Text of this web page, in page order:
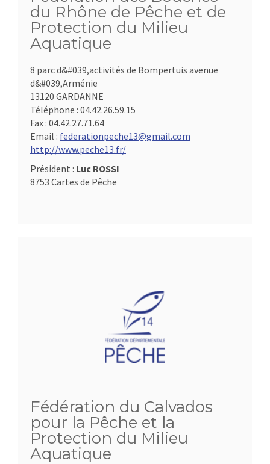
du Rhône de Pêche et de
Protection du Milieu
Aquatique
8 parc d&#039,activités de Bompertuis avenue
d&#039,Arménie
13120 GARDANNE
Téléphone : 04.42.26.59.15
Fax : 04.42.27.71.64
Email : federationpeche13@gmail.com
http://www.peche13.fr/
Président : Luc ROSSI
8753 Cartes de Pêche
Fédération du Calvados
pour la Pêche et la
Protection du Milieu
Aquatique